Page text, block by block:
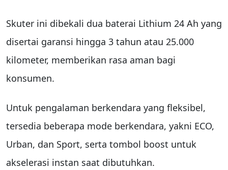
Skuter ini dibekali dua baterai Lithium 24 Ah yang
disertai garansi hingga 3 tahun atau 25.000
kilometer, memberikan rasa aman bagi
konsumen.
Untuk pengalaman berkendara yang fleksibel,
tersedia beberapa mode berkendara, yakni ECO,
Urban, dan Sport, serta tombol boost untuk
akselerasi instan saat dibutuhkan.